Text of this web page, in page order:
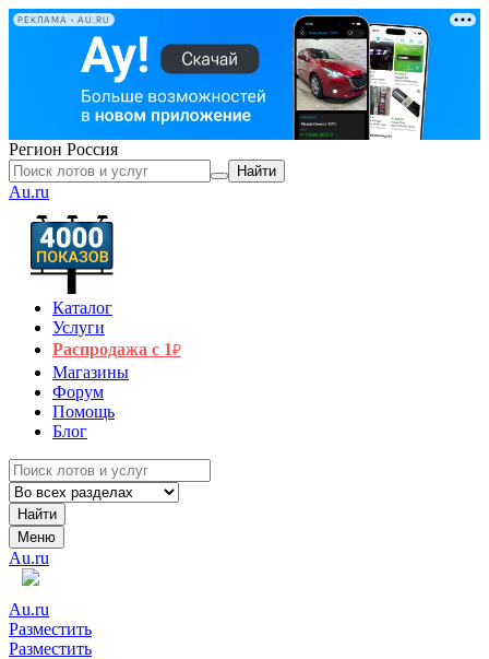
РЕКЛАМА • AU.RU
Регион Россия
Найти
Au.ru
Каталог
Услуги
Распродажа с 1₽
Магазины
Форум
Помощь
Блог
Найти
Меню
Au.ru
Au.ru
Разместить
Разместить